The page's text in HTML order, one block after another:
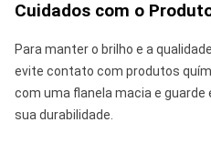
Cuidados com o
Para manter o brilho e a
evite contato com produtos
com uma flanela macia e
sua durabilidade.